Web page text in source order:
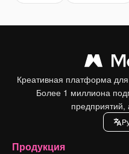
Креативная платформа
Более 1 миллиона
предприятий,
Продукция